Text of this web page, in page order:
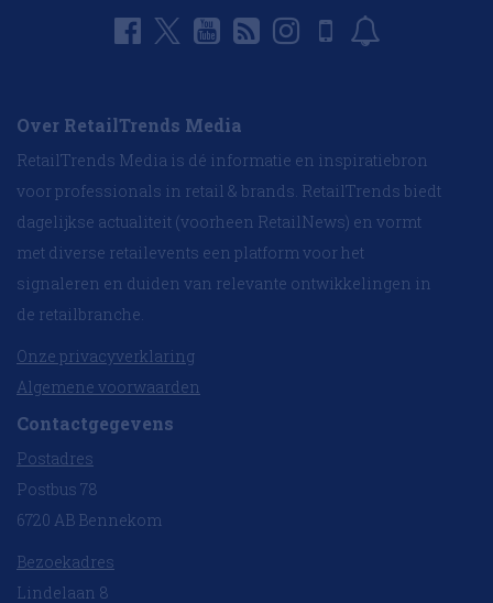
Over RetailTrends Media
RetailTrends Media is dé informatie en inspiratiebron
voor professionals in retail & brands. RetailTrends biedt
dagelijkse actualiteit (voorheen RetailNews) en vormt
met diverse retailevents een platform voor het
signaleren en duiden van relevante ontwikkelingen in
de retailbranche.
Onze privacyverklaring
Algemene voorwaarden
Contactgegevens
Postadres
Postbus 78
6720 AB Bennekom
Bezoekadres
Lindelaan 8